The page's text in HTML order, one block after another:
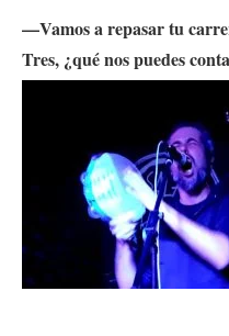
—Vamos a repasar tu
Tres, ¿qué nos puedes